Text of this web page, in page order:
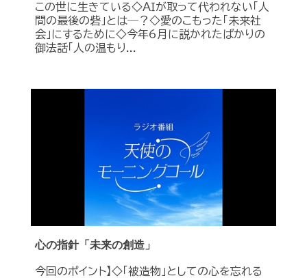
この世に生きている◇ＡＩが取って代われない「人
間の最後の砦」とは―？◇愛のこもった「未来社
会」にするために◇今年6月に説かれたばかりの
御法話「人の温もり...
心の指針「未来の創造」
今回のポイント】◇「被造物」としての心を忘れる